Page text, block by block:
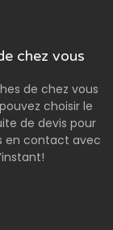
chez vous
de chez vous
choisir le
de devis pour
en contact avec